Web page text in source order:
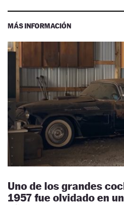
MÁS INFORMACIÓN
Uno de los grandes
1957 fue olvidado en